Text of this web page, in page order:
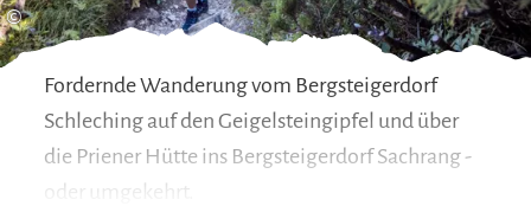
©
Fordernde Wanderung vom Bergsteigerdorf
Schleching auf den Geigelsteingipfel und über
die Priener Hütte ins Bergsteigerdorf Sachrang -
oder umgekehrt.